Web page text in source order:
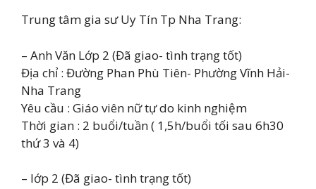
Trung tâm gia sư Uy Tín Tp Nha Trang:
– Anh Văn Lớp 2 (Đã giao- tình trạng tốt)
Địa chỉ : Đường Phan Phù Tiên- Phường Vĩnh Hải-
Nha Trang
Yêu cầu : Giáo viên nữ tự do kinh nghiệm
Thời gian : 2 buổi/tuần ( 1,5h/buổi tối sau 6h30
thứ 3 và 4)
– lớp 2 (Đã giao- tình trạng tốt)